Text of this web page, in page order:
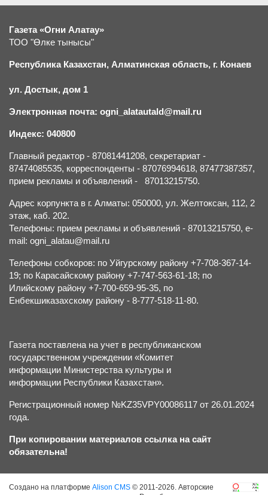
Газета «Огни Алатау»
ТОО "Өлке тынысы"
Республика Казахстан, Алматинская область, г. Конаев
ул. Достык, дом 1
Электронная почта: ogni_alatautald@mail.ru
Индекс: 040800
Главный редактор - 87081441208, секретариат -
87474085535, корреспонденты - 87076994618, 87477387357,
прием рекламы и объявлений - 87013215750.
Адрес корпункта в г. Алматы: 050000, ул. Желтоксан, 112, 2
этаж, каб. 202.
Телефоны: прием рекламы и объявлений - 87013215750, e-
mail: ogni_alatau@mail.ru
Телефоны собкоров: по Уйгурскому району +7-708-367-14-
19; по Карасайскому району +7-747-563-61-18; по
Илийскому району +7-700-659-95-35, по
Енбекшиказахскому району - 8-777-518-11-80.
Газета поставлена на учет в республиканском
государственном учреждении «Комитет
информации Министерства культуры и
информации Республики Казахстан».
Регистрационный номер №KZ35VPY00086117 от 26.01.2024
года.
При копировании материалов ссылка на сайт
обязательна!
Создано на платформе Alison CMS © 2011-2026. Авторские